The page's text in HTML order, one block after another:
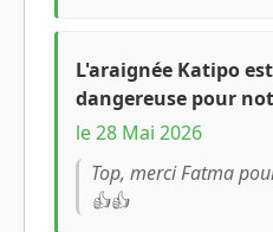
L'araignée Katipo
dangereuse pour
le 28 Mai 2026
Top, merci Fatma
👍👍